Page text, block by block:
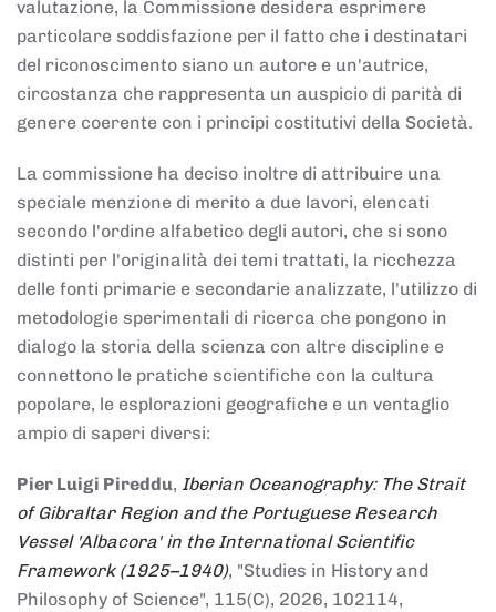
valutazione, la Commissione desidera esprimere
particolare soddisfazione per il fatto che i destinatari
del riconoscimento siano un autore e un'autrice,
circostanza che rappresenta un auspicio di parità di
genere coerente con i principi costitutivi della Società.
La commissione ha deciso inoltre di attribuire una
speciale menzione di merito a due lavori, elencati
secondo l'ordine alfabetico degli autori, che si sono
distinti per l'originalità dei temi trattati, la ricchezza
delle fonti primarie e secondarie analizzate, l'utilizzo di
metodologie sperimentali di ricerca che pongono in
dialogo la storia della scienza con altre discipline e
connettono le pratiche scientifiche con la cultura
popolare, le esplorazioni geografiche e un ventaglio
ampio di saperi diversi:
Pier Luigi Pireddu, Iberian Oceanography: The Strait
of Gibraltar Region and the Portuguese Research
Vessel 'Albacora' in the International Scientific
Framework (1925–1940), "Studies in History and
Philosophy of Science", 115(C), 2026, 102114,